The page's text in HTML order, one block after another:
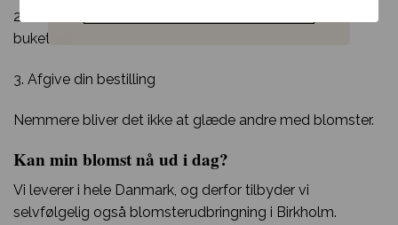
2. Fortælle os hvor og hvornår din modtager skal have
buketten
3. Afgive din bestilling
Nemmere bliver det ikke at glæde andre med blomster.
Kan min blomst nå ud i dag?
Vi leverer i hele Danmark, og derfor tilbyder vi
selvfølgelig også blomsterudbringning i Birkholm.